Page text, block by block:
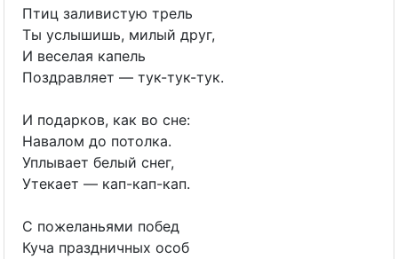
Птиц заливистую трель
Ты услышишь, милый друг,
И веселая капель
Поздравляет — тук-тук-тук.
И подарков, как во сне:
Навалом до потолка.
Уплывает белый снег,
Утекает — кап-кап-кап.
С пожеланьями побед
Куча праздничных особ